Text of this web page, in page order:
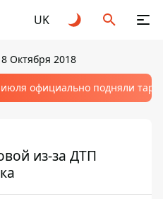
UK
Октября 2018
официально подняли
из-за ДТП